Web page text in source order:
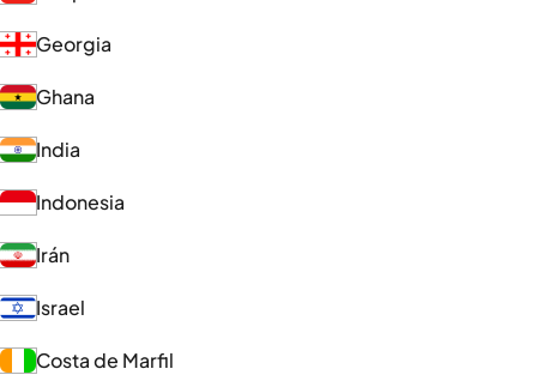
Georgia
Ghana
India
Indonesia
Irán
Israel
Costa de Marfil